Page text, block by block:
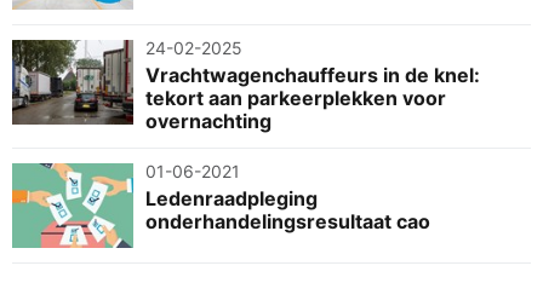
24-02-2025
Vrachtwagenchauffeurs in de knel:
tekort aan parkeerplekken voor
overnachting
01-06-2021
Ledenraadpleging
onderhandelingsresultaat cao